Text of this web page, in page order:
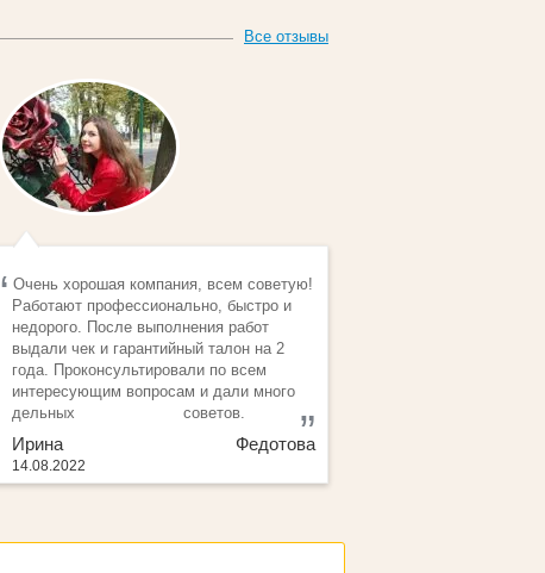
Все отзывы
Очень хорошая компания, всем советую!
Работают профессионально, быстро и
недорого. После выполнения работ
выдали чек и гарантийный талон на 2
года. Проконсультировали по всем
интересующим вопросам и дали много
дельных советов.
Ирина Федотова
14.08.2022